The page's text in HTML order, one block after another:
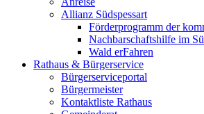
Allianz Südspessart
Förderprogramm der
Nachbarschaftshilfe im
Wald erFahren
Rathaus & Bürgerservice
Bürgerserviceportal
Bürgermeister
Kontaktliste Rathaus